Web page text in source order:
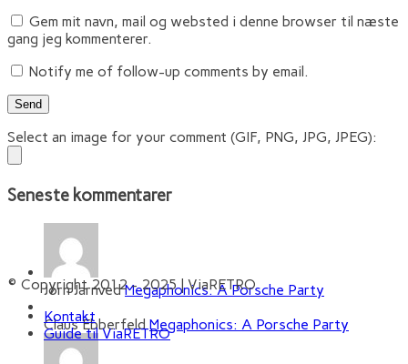
Gem mit navn, mail og websted i denne browser til næste
gang jeg kommenterer.
Notify me of follow-up comments by email.
Select an image for your comment (GIF, PNG, JPG, JPEG):
Seneste kommentarer
Jørn JarnvedMegaphonics: A Porsche Party
Claus EbberfeldMegaphonics: A Porsche Party
© Copyright 2012 - 2025 | ViaRETRO
Kontakt
Guide til ViaRETRO